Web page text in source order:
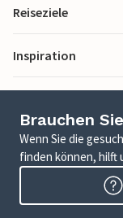
Reiseziele
Inspiration
Brauchen
Wenn Sie die
finden können, hilft